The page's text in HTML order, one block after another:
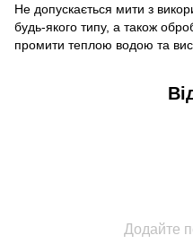
Не допускається мити з
будь-якого типу, а також
промити теплою водою та
Додайте